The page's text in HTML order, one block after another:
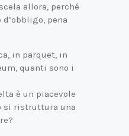
allora, perché
pena
in parquet, in
quanti sono i
è un piacevole
si ristruttura una